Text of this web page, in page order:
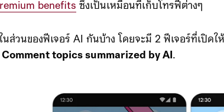
benefits ซึ่งเป็นเหมือนที่เก็บโทรฟี่ต่างๆ
นส่วนของฟีเจอร์ AI กันบ้าง โดยจะมี 2 ฟีเจอร์ที่เปิด
Comment topics summarized by AI.